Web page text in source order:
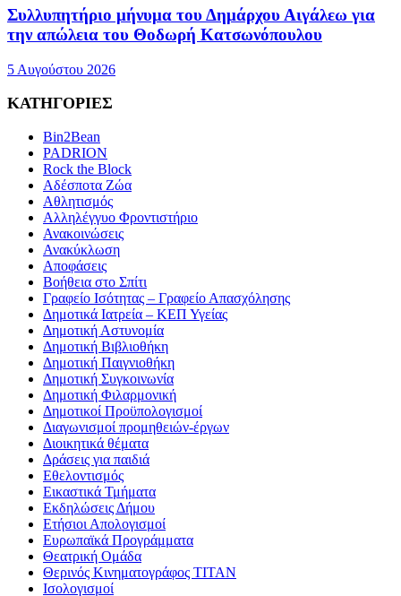
Συλλυπητήριο μήνυμα του Δημάρχου Αιγάλεω για
την απώλεια του Θοδωρή Κατσωνόπουλου
5 Αυγούστου 2026
ΚΑΤΗΓΟΡΙΕΣ
Bin2Bean
PADRION
Rock the Block
Αδέσποτα Ζώα
Αθλητισμός
Αλληλέγγυο Φροντιστήριο
Ανακοινώσεις
Ανακύκλωση
Αποφάσεις
Βοήθεια στο Σπίτι
Γραφείο Ισότητας – Γραφείο Απασχόλησης
Δημοτικά Ιατρεία – ΚΕΠ Υγείας
Δημοτική Αστυνομία
Δημοτική Βιβλιοθήκη
Δημοτική Παιγνιοθήκη
Δημοτική Συγκοινωνία
Δημοτική Φιλαρμονική
Δημοτικοί Προϋπολογισμοί
Διαγωνισμοί προμηθειών-έργων
Διοικητικά θέματα
Δράσεις για παιδιά
Εθελοντισμός
Εικαστικά Τμήματα
Εκδηλώσεις Δήμου
Ετήσιοι Απολογισμοί
Ευρωπαϊκά Προγράμματα
Θεατρική Ομάδα
Θερινός Κινηματογράφος ΤΙΤΑΝ
Ισολογισμοί